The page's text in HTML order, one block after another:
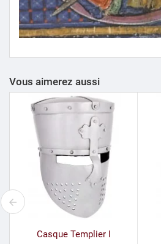
Vous aimerez aussi
Casque Templier I